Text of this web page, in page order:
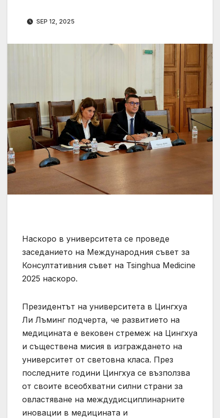
SEP 12, 2025
Наскоро в университета се проведе
заседанието на Международния съвет за
Консултативния съвет на Tsinghua Medicine
2025 наскоро.
Президентът на университета в Цингхуа
Ли Лъминг подчерта, че развитието на
медицината е вековен стремеж на Цингхуа
и съществена мисия в изграждането на
университет от световна класа. През
последните години Цингхуа се възползва
от своите всеобхватни силни страни за
овластяване на междудисциплинарните
иновации в медицината и